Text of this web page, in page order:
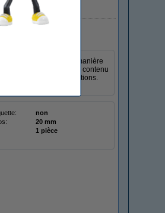
En stock
vos présentations de manière
tout en laissant leur contenu
dessins et présentations.
non
20 mm
1 pièce